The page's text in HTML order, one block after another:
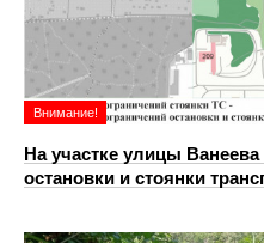
Внимание!
На участке улицы
остановки и стоянки